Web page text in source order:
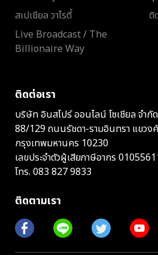
สเปเชียล วาไรตี้
Live Broadcast / The
Billionaire Way
ติ
ติดต่อเรา
บริษัท อินสไปร์ ออนไลน์ โซเชียล จำกัด
88/129 ถนนรัชดา-รามอินทรา แขวง
กรุงเทพมหานคร 10230
เลขประจำตัวผู้เสียภาษีอากร
โทร. 083 827 9833
ติดตามเรา